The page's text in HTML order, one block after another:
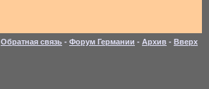
Обратная связь - Форум Германии - Архив - Вверх